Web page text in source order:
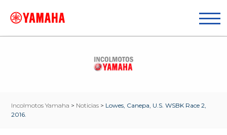
Incolmotos Yamaha > Noticias > Lowes, Canepa, U.S. WSBK Race 2,
2016.